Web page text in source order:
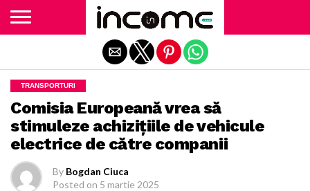
TRANSPORTURI
Comisia Europeană vrea să
stimuleze achizițiile de vehicule
electrice de către companii
By Bogdan Ciuca
Posted on 5 martie 2025
Exit mobile version